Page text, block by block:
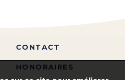
CONTACT
HONORAIRES